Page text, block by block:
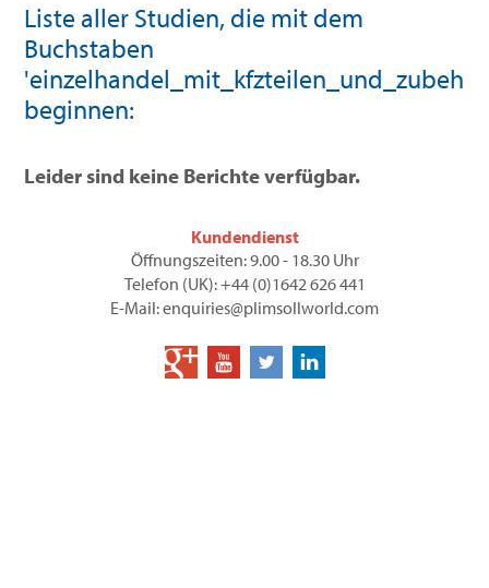
Liste aller Studien, die mit dem
Buchstaben
beginnen:
Leider sind keine Berichte verfügbar.
Kundendienst
Öffnungszeiten: 9.00 - 18.30 Uhr
Telefon (UK): +44 (0)1642 626 441
E-Mail: enquiries@plimsollworld.com